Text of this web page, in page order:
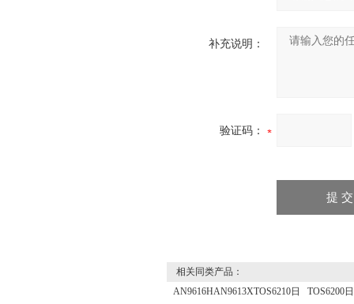
补充说明：
验证码：
相关同类产品：
AN9616HAN9613XTOS6210日
TOS6200日